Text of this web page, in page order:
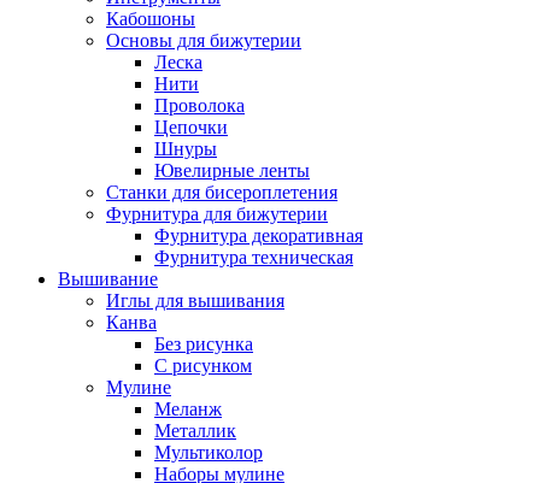
Кабошоны
Основы для бижутерии
Леска
Нити
Проволока
Цепочки
Шнуры
Ювелирные ленты
Станки для бисероплетения
Фурнитура для бижутерии
Фурнитура декоративная
Фурнитура техническая
Вышивание
Иглы для вышивания
Канва
Без рисунка
С рисунком
Мулине
Меланж
Металлик
Мультиколор
Наборы мулине